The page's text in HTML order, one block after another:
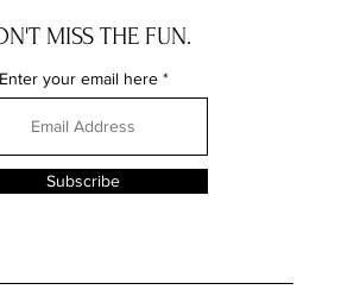
MISS THE FUN.
Enter your email here
Subscribe